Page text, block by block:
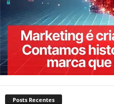
Posts Recentes